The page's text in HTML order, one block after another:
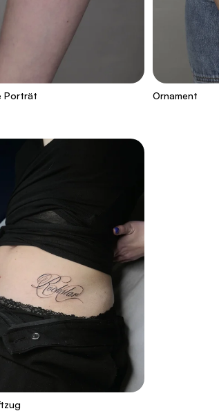
Porträt Ornament